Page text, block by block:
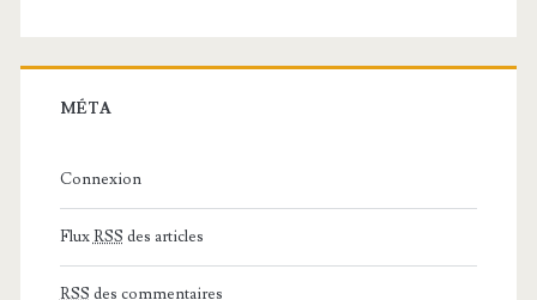
MÉTA
Connexion
FluxRSS des articles
RSS des commentaires